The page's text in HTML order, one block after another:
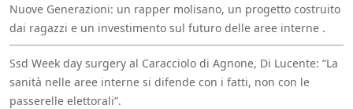
Nuove Generazioni: un rapper molisano, un progetto costruito
dai ragazzi e un investimento sul futuro delle aree interne .
Ssd Week day surgery al Caracciolo di Agnone, Di Lucente: “La
sanità nelle aree interne si difende con i fatti, non con le
passerelle elettorali”.